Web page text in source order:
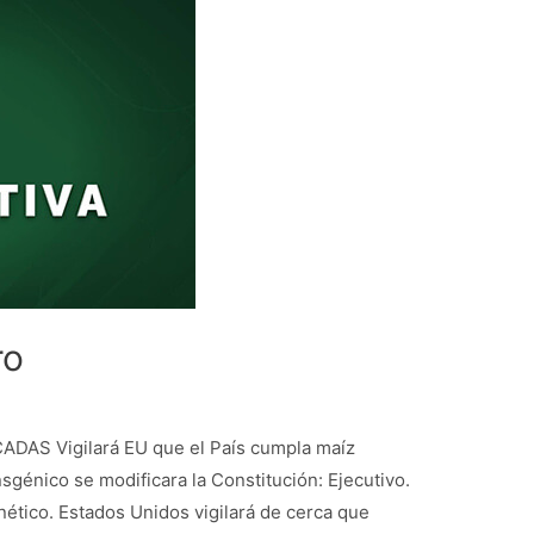
Vigilará EU que el País cumpla maíz
se modificara la Constitución: Ejecutivo.
Estados Unidos vigilará de cerca que